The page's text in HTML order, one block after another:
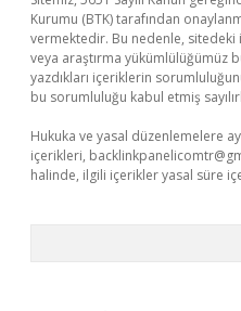
Kurumu (BTK) tarafından
vermektedir. Bu nedenle,
veya araştırma yükümlülüğümüz
yazdıkları içeriklerin
bu sorumluluğu kabul etmiş
Hukuka ve yasal düzenlemelere
içerikleri,
halinde, ilgili içerikler yasal süre